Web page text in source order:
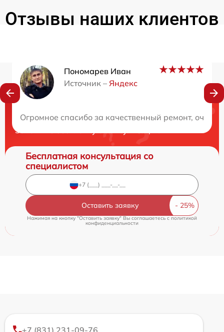
Отзывы наших клиентов
Пономарев Иван
Источник – Яндекс
Огромное спасибо за качественный ремонт,
Нужна консультация?
Закажите бесплатную консультацию
Бесплатная консультация со
специалистом
Оставить заявку
Нажимая на кнопку "Оставить заявку" Вы соглашаетесь cполитикой
конфиденциальности
+7 (831) 231-09-76